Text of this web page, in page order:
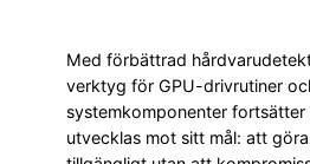
Med förbättrad
verktyg för GPU-drivrutiner
systemkomponenter fortsätter
utvecklas mot sitt mål: att